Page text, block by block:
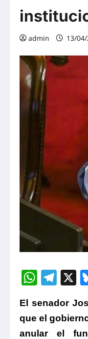
admin 13/
X
El senador
que el
anular el